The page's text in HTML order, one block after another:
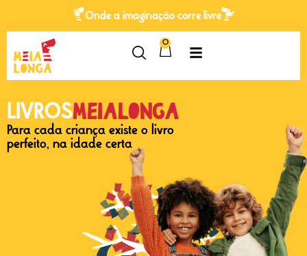
Onde a imaginação corre livre
0
LIVROSMeialonga
Para cada criança existe o livro
perfeito, na idade certa